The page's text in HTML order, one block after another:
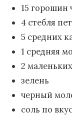
15 горошин
4 стебля
5 средних
1 средняя
2
зелень
черный
соль по